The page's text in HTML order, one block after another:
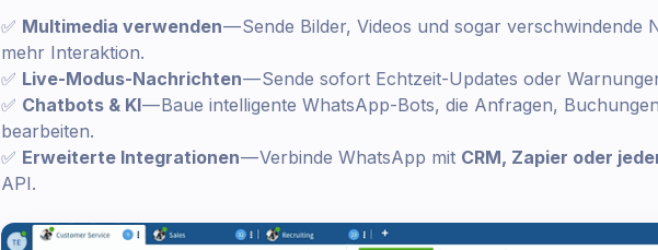
✅ Multimedia verwenden— Sende Bilder, Videos und sogar verschwindende
mehr Interaktion.
✅ Live-Modus-Nachrichten— Sende sofort Echtzeit-Updates oder
✅ Chatbots & KI— Baue intelligente WhatsApp-Bots, die Anfragen,
bearbeiten.
✅ Erweiterte Integrationen— Verbinde WhatsApp mit CRM, Zapier oder
API.